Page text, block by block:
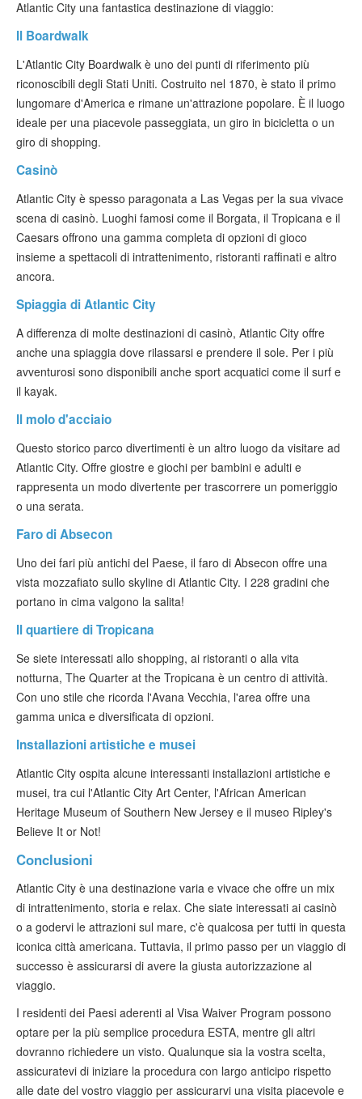
Atlantic City una fantastica destinazione di viaggio:
Il Boardwalk
L'Atlantic City Boardwalk è uno dei punti di riferimento più
riconoscibili degli Stati Uniti. Costruito nel 1870, è stato il primo
lungomare d'America e rimane un'attrazione popolare. È il luogo
ideale per una piacevole passeggiata, un giro in bicicletta o un
giro di shopping.
Casinò
Atlantic City è spesso paragonata a Las Vegas per la sua vivace
scena di casinò. Luoghi famosi come il Borgata, il Tropicana e il
Caesars offrono una gamma completa di opzioni di gioco
insieme a spettacoli di intrattenimento, ristoranti raffinati e altro
ancora.
Spiaggia di Atlantic City
A differenza di molte destinazioni di casinò, Atlantic City offre
anche una spiaggia dove rilassarsi e prendere il sole. Per i più
avventurosi sono disponibili anche sport acquatici come il surf e
il kayak.
Il molo d'acciaio
Questo storico parco divertimenti è un altro luogo da visitare ad
Atlantic City. Offre giostre e giochi per bambini e adulti e
rappresenta un modo divertente per trascorrere un pomeriggio
o una serata.
Faro di Absecon
Uno dei fari più antichi del Paese, il faro di Absecon offre una
vista mozzafiato sullo skyline di Atlantic City. I 228 gradini che
portano in cima valgono la salita!
Il quartiere di Tropicana
Se siete interessati allo shopping, ai ristoranti o alla vita
notturna, The Quarter at the Tropicana è un centro di attività.
Con uno stile che ricorda l'Avana Vecchia, l'area offre una
gamma unica e diversificata di opzioni.
Installazioni artistiche e musei
Atlantic City ospita alcune interessanti installazioni artistiche e
musei, tra cui l'Atlantic City Art Center, l'African American
Heritage Museum of Southern New Jersey e il museo Ripley's
Believe It or Not!
Conclusioni
Atlantic City è una destinazione varia e vivace che offre un mix
di intrattenimento, storia e relax. Che siate interessati ai casinò
o a godervi le attrazioni sul mare, c'è qualcosa per tutti in questa
iconica città americana. Tuttavia, il primo passo per un viaggio di
successo è assicurarsi di avere la giusta autorizzazione al
viaggio.
I residenti dei Paesi aderenti al Visa Waiver Program possono
optare per la più semplice procedura ESTA, mentre gli altri
dovranno richiedere un visto. Qualunque sia la vostra scelta,
assicuratevi di iniziare la procedura con largo anticipo rispetto
alle date del vostro viaggio per assicurarvi una visita piacevole e